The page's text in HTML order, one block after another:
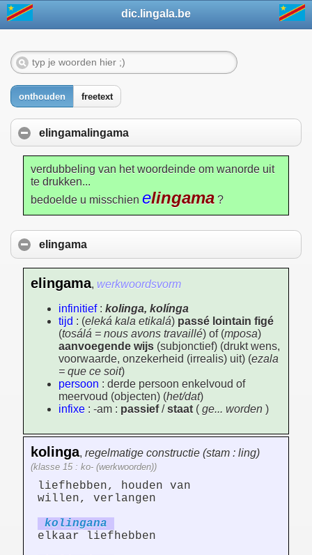
dic.lingala.be
onthouden freetext
elingamalingama
verdubbeling van het woordeinde om wanorde uit
te drukken...
bedoelde u misschien elingama ?
elingama
elingama, werkwoordsvorm
infinitief: kolinga, kolínga
tijd : (eleká kala etikalá) passé lointain figé
(tosálá = nous avons travaillé) of (mposa)
aanvoegende wijs (subjonctief) (drukt wens,
voorwaarde, onzekerheid (irrealis) uit) (ezala
= que ce soit)
persoon : derde persoon enkelvoud of
meervoud (objecten) (het/dat)
infixe : -am : passief/staat ( ge... worden )
kolinga, regelmatige constructie (stam : ling)
(klasse 15 : ko- (werkwoorden))
liefhebben, houden van
willen, verlangen
kolingana
elkaar liefhebben